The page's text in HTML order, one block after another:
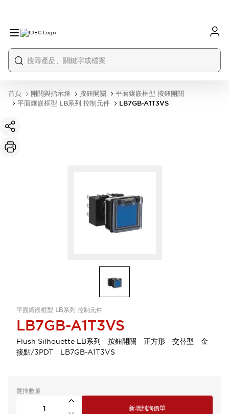
首頁 開關與指示燈 按鈕開關
平面鑲嵌框型 按鈕開關
平面鑲嵌框型 LB系列 控制元件
LB7GB-A1T3VS
平面鑲嵌框型 LB系列 控制元件
LB7GB-A1T3VS
Flush Silhouette LB系列 按鈕開關 正方形 交替型 金
接點/3PDT LB7GB-A1T3VS
選擇數量
新增到詢價單